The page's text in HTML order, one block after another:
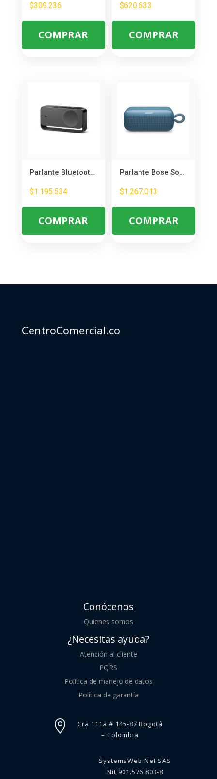
$309.236
COMPRAR
$620.633
COMPRAR
Parlante Bluetooth Bose SoundLink Home Gris – Sonido Premium Portátil
$1.195.534
COMPRAR
Parlante Bose SoundLink Plus Bluetooth – Portátil, Resistente y 20h de Batería
$1.267.013
COMPRAR
CentroComercial.co
Conócenos
Quienes somos
¿Necesitas ayuda?
Atención al cliente
PQRS
Política de manejo de datos
Política de garantía

Cra 111a # 145-87 Bogotá
– Colombia
SystemsWeb.Net SAS
Nit 901.576.803-8